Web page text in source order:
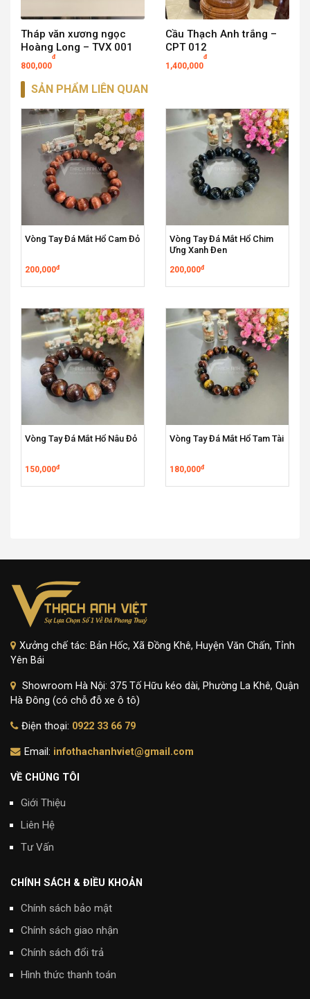
Tháp văn xương ngọc
Hoàng Long – TVX 001
800,000
đ
Cầu Thạch Anh trắng –
CPT 012
1,400,000
đ
SẢN PHẨM LIÊN QUAN
Vòng Tay Đá Mắt Hổ Cam Đỏ
200,000đ
Vòng Tay Đá Mắt Hổ Chim
Ưng Xanh Đen
200,000đ
Vòng Tay Đá Mắt Hổ Nâu Đỏ
150,000đ
Vòng Tay Đá Mắt Hổ Tam Tài
180,000đ
Xưởng chế tác: Bản Hốc, Xã Đồng Khê, Huyện Văn Chấn, Tỉnh
Yên Bái
Showroom Hà Nội: 375 Tố Hữu kéo dài, Phường La Khê, Quận
Hà Đông (có chỗ đỗ xe ô tô)
Điện thoại: 0922 33 66 79
Email: infothachanhviet@gmail.com
VỀ CHÚNG TÔI
Giới Thiệu
Liên Hệ
Tư Vấn
CHÍNH SÁCH & ĐIỀU KHOẢN
Chính sách bảo mật
Chính sách giao nhận
Chính sách đổi trả
Hình thức thanh toán